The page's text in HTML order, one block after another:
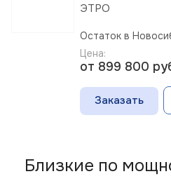
ЭТРО
Остаток в
Цена:
от 899 800
Заказать
Близкие по